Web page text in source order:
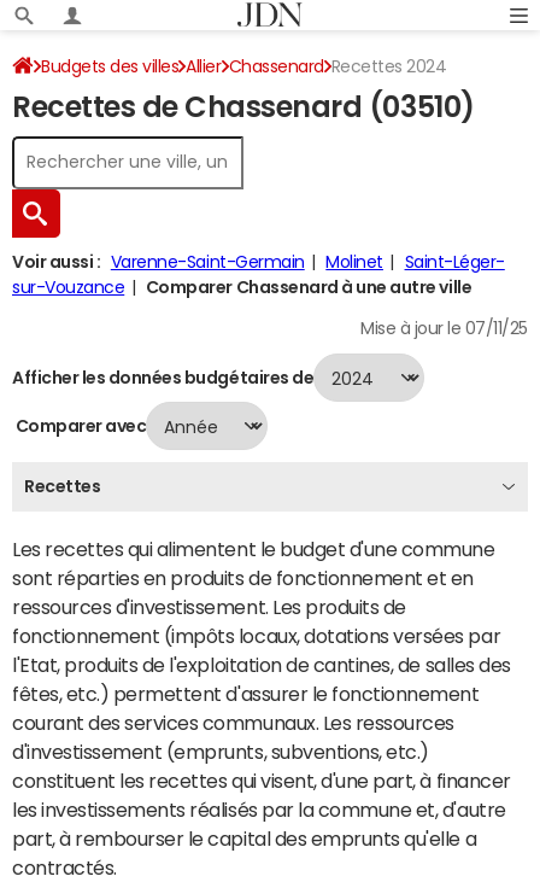
Budgets des villes Allier Chassenard Recettes 2024
Recettes de Chassenard (03510)
Voir aussi : Varenne-Saint-Germain Molinet
Saint-Léger-
sur-Vouzance
Comparer Chassenard à une autre ville
Mise à jour le 07/11/25
Afficher les données budgétaires de
Comparer avec
Recettes
Les recettes qui alimentent le budget d'une commune
sont réparties en produits de fonctionnement et en
ressources d'investissement. Les produits de
fonctionnement (impôts locaux, dotations versées par
l'Etat, produits de l'exploitation de cantines, de salles des
fêtes, etc.) permettent d'assurer le fonctionnement
courant des services communaux. Les ressources
d'investissement (emprunts, subventions, etc.)
constituent les recettes qui visent, d'une part, à financer
les investissements réalisés par la commune et, d'autre
part, à rembourser le capital des emprunts qu'elle a
contractés.